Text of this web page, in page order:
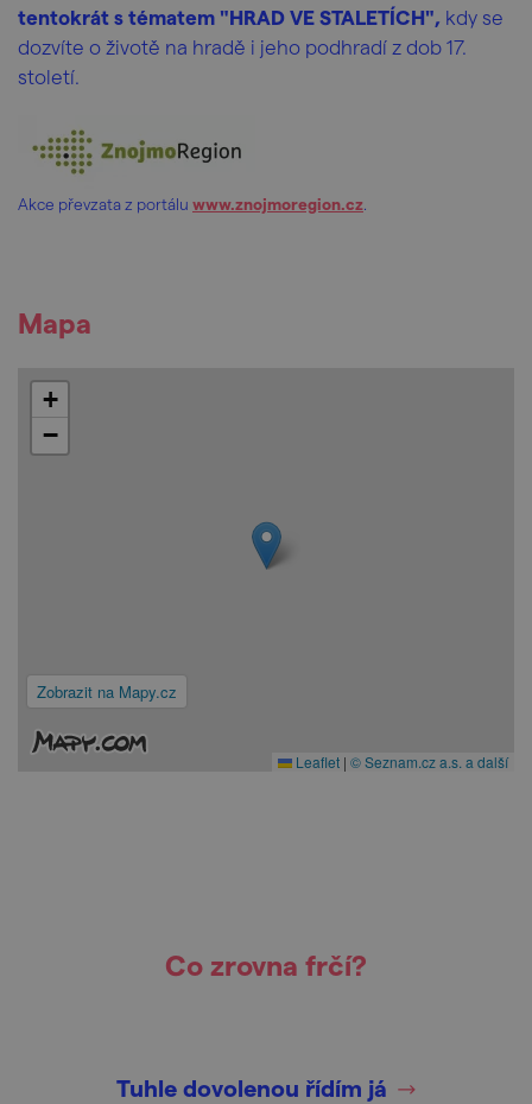
tentokrát s tématem "HRAD VE STALETÍCH", kdy se
dozvíte o životě na hradě i jeho podhradí z dob 17.
století.
Akce převzata z portálu www.znojmoregion.cz
Mapa
Zobrazit na Mapy.cz
+
−
Leaflet | © Seznam.cz a.s. a další
Co zrovna frčí?
Tuhle dovolenou řídím já